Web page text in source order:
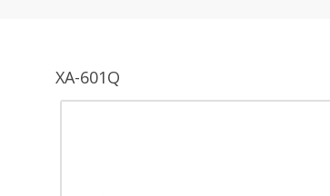
XA-601Q